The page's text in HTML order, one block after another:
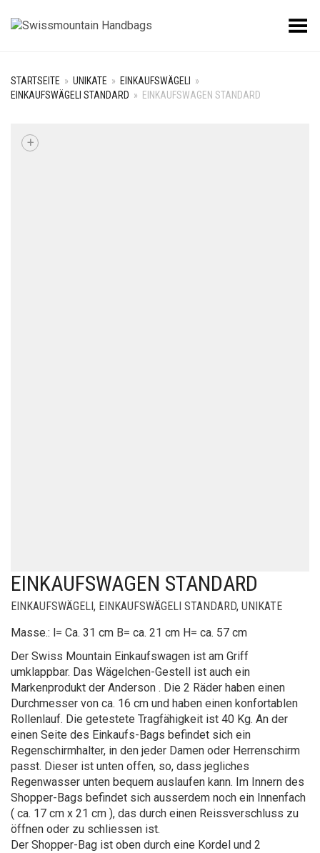
Toggle Menu
STARTSEITE » UNIKATE » EINKAUFSWÄGELI
»
EINKAUFSWÄGELI STANDARD » EINKAUFSWAGEN STANDARD
+
EINKAUFSWAGEN STANDARD
EINKAUFSWÄGELI, EINKAUFSWÄGELI STANDARD, UNIKATE
Masse.: l= Ca. 31 cm B= ca. 21 cm H= ca. 57 cm
Der Swiss Mountain Einkaufswagen ist am Griff
umklappbar. Das Wägelchen-Gestell ist auch ein
Markenprodukt der Anderson . Die 2 Räder haben einen
Durchmesser von ca. 16 cm und haben einen konfortablen
Rollenlauf. Die getestete Tragfähigkeit ist 40 Kg. An der
einen Seite des Einkaufs-Bags befindet sich ein
Regenschirmhalter, in den jeder Damen oder Herrenschirm
passt. Dieser ist unten offen, so, dass jegliches
Regenwasser unten bequem auslaufen kann. Im Innern des
Shopper-Bags befindet sich ausserdem noch ein Innenfach
( ca. 17 cm x 21 cm ), das durch einen Reissverschluss zu
öffnen oder zu schliessen ist.
Der Shopper-Bag ist oben durch eine Kordel und 2